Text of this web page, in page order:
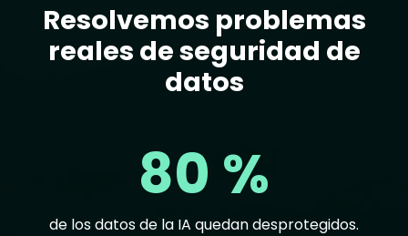
Text
Resolvemos problemas
reales de seguridad de
datos
80 %
de los datos de la IA quedan desprotegidos.